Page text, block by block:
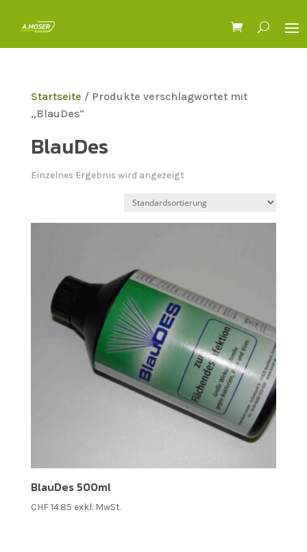
Startseite / Produkte verschlagwortet mit
„BlauDes“
BlauDes
Einzelnes Ergebnis wird angezeigt
BlauDes 500ml
CHF14.85 exkl. MwSt.